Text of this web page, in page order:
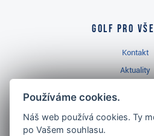
Golf pro
Kontakt
Aktuality
Golfový
Používáme cookies.
Náš web používá cookies. Ty
po Vašem souhlasu.